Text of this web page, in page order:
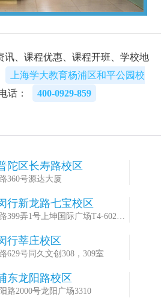
讯、课程优惠、课程开班、学校地
上海学大教育杨浦区和平公园校
话： 400-0929-859
陀区长寿路校区
360号源达大厦
行新龙路七宝校区
399弄1号上坤国际广场T4-602B
行莘庄校区
629号同久文创308，309室
东龙阳路校区
路2000号龙阳广场3310